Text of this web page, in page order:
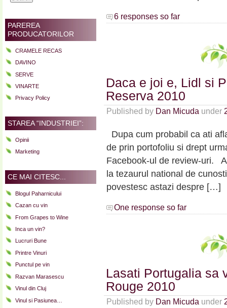
PAREREA
PRODUCATORILOR
CRAMELE RECAS
DAVINO
SERVE
VINARTE
Privacy Policy
STAREA “INDUSTRIEI”:
Opinii
Marketing
CE MAI CITESC...
Blogul Paharnicului
Cazan cu vin
From Grapes to Wine
Inca un vin?
Lucruri Bune
Printre Vinuri
Punctul pe vin
Razvan Marasescu
Vinul din Cluj
Vinul si Pasiunea…
6 responses so far
Daca e joi e, Lidl si
Reserva 2010
Published by Dan Micuda under
Dupa cum probabil ca ati
de prin portofoliu si drept
Facebook-ul de review-uri.
la tezaurul national de
povestesc astazi despre […]
One response so far
Lasati Portugalia sa
Rouge 2010
Published by Dan Micuda under